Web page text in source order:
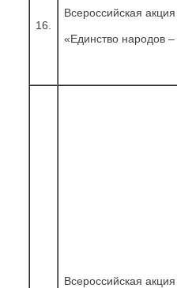
16.
Всероссийская
«Единство народов
Всероссийская